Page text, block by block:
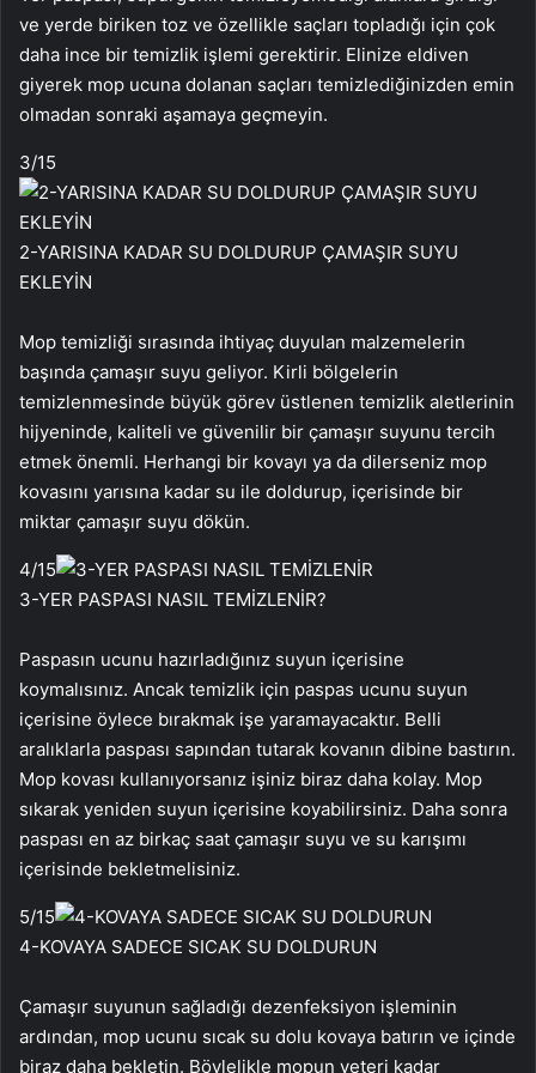
ve yerde biriken toz ve özellikle saçları topladığı için çok
daha ince bir temizlik işlemi gerektirir. Elinize eldiven
giyerek mop ucuna dolanan saçları temizlediğinizden emin
olmadan sonraki aşamaya geçmeyin.
3/15
2-YARISINA KADAR SU DOLDURUP ÇAMAŞIR SUYU
EKLEYİN
Mop temizliği sırasında ihtiyaç duyulan malzemelerin
başında çamaşır suyu geliyor. Kirli bölgelerin
temizlenmesinde büyük görev üstlenen temizlik aletlerinin
hijyeninde, kaliteli ve güvenilir bir çamaşır suyunu tercih
etmek önemli. Herhangi bir kovayı ya da dilerseniz mop
kovasını yarısına kadar su ile doldurup, içerisinde bir
miktar çamaşır suyu dökün.
4/15
3-YER PASPASI NASIL TEMİZLENİR?
Paspasın ucunu hazırladığınız suyun içerisine
koymalısınız. Ancak temizlik için paspas ucunu suyun
içerisine öylece bırakmak işe yaramayacaktır. Belli
aralıklarla paspası sapından tutarak kovanın dibine bastırın.
Mop kovası kullanıyorsanız işiniz biraz daha kolay. Mop
sıkarak yeniden suyun içerisine koyabilirsiniz. Daha sonra
paspası en az birkaç saat çamaşır suyu ve su karışımı
içerisinde bekletmelisiniz.
5/15
4-KOVAYA SADECE SICAK SU DOLDURUN
Çamaşır suyunun sağladığı dezenfeksiyon işleminin
ardından, mop ucunu sıcak su dolu kovaya batırın ve içinde
biraz daha bekletin. Böylelikle mopun yeteri kadar